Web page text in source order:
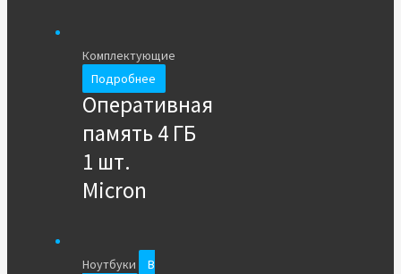
Комплектующие
Подробнее
Оперативная
память 4 ГБ
1 шт.
Micron
Ноутбуки
В